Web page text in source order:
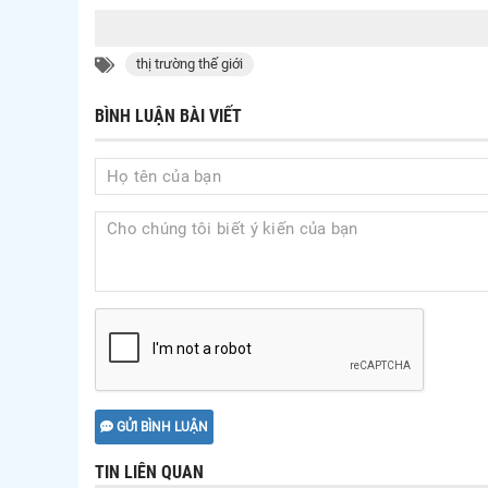
thị trường thế giới
BÌNH LUẬN BÀI VIẾT
GỬI BÌNH LUẬN
TIN LIÊN QUAN